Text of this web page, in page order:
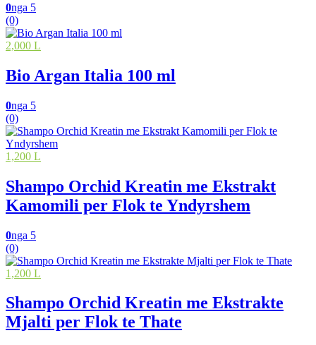
0nga 5
(0)
2,000 L
Bio Argan Italia 100 ml
0nga 5
(0)
1,200 L
Shampo Orchid Kreatin me Ekstrakt
Kamomili per Flok te Yndyrshem
0nga 5
(0)
1,200 L
Shampo Orchid Kreatin me Ekstrakte
Mjalti per Flok te Thate